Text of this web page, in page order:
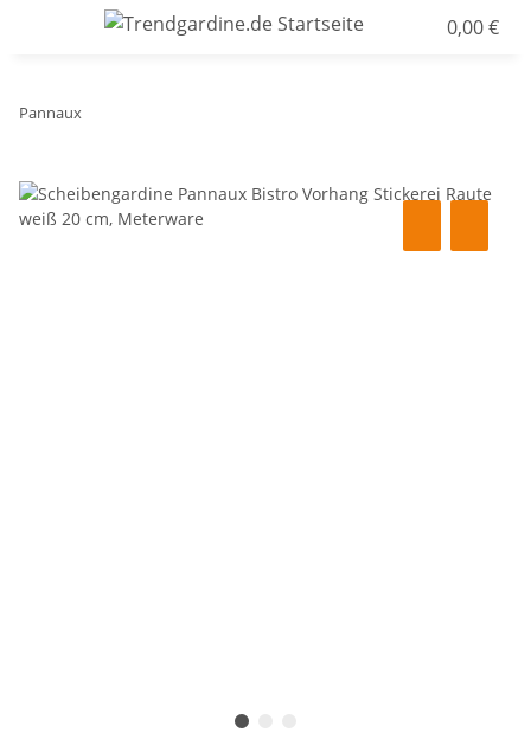
0,00 €
Pannaux